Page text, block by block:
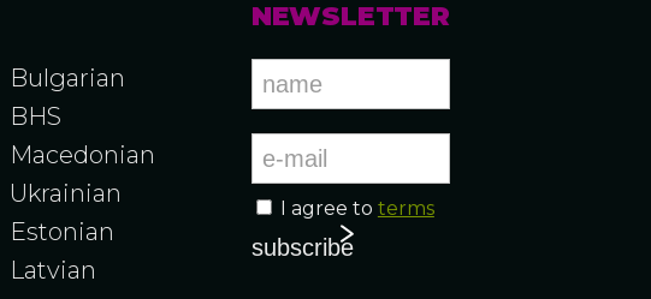
Bulgarian
BHS
Macedonian
Ukrainian
Estonian
Latvian
NEWSLETTER
I agree to terms